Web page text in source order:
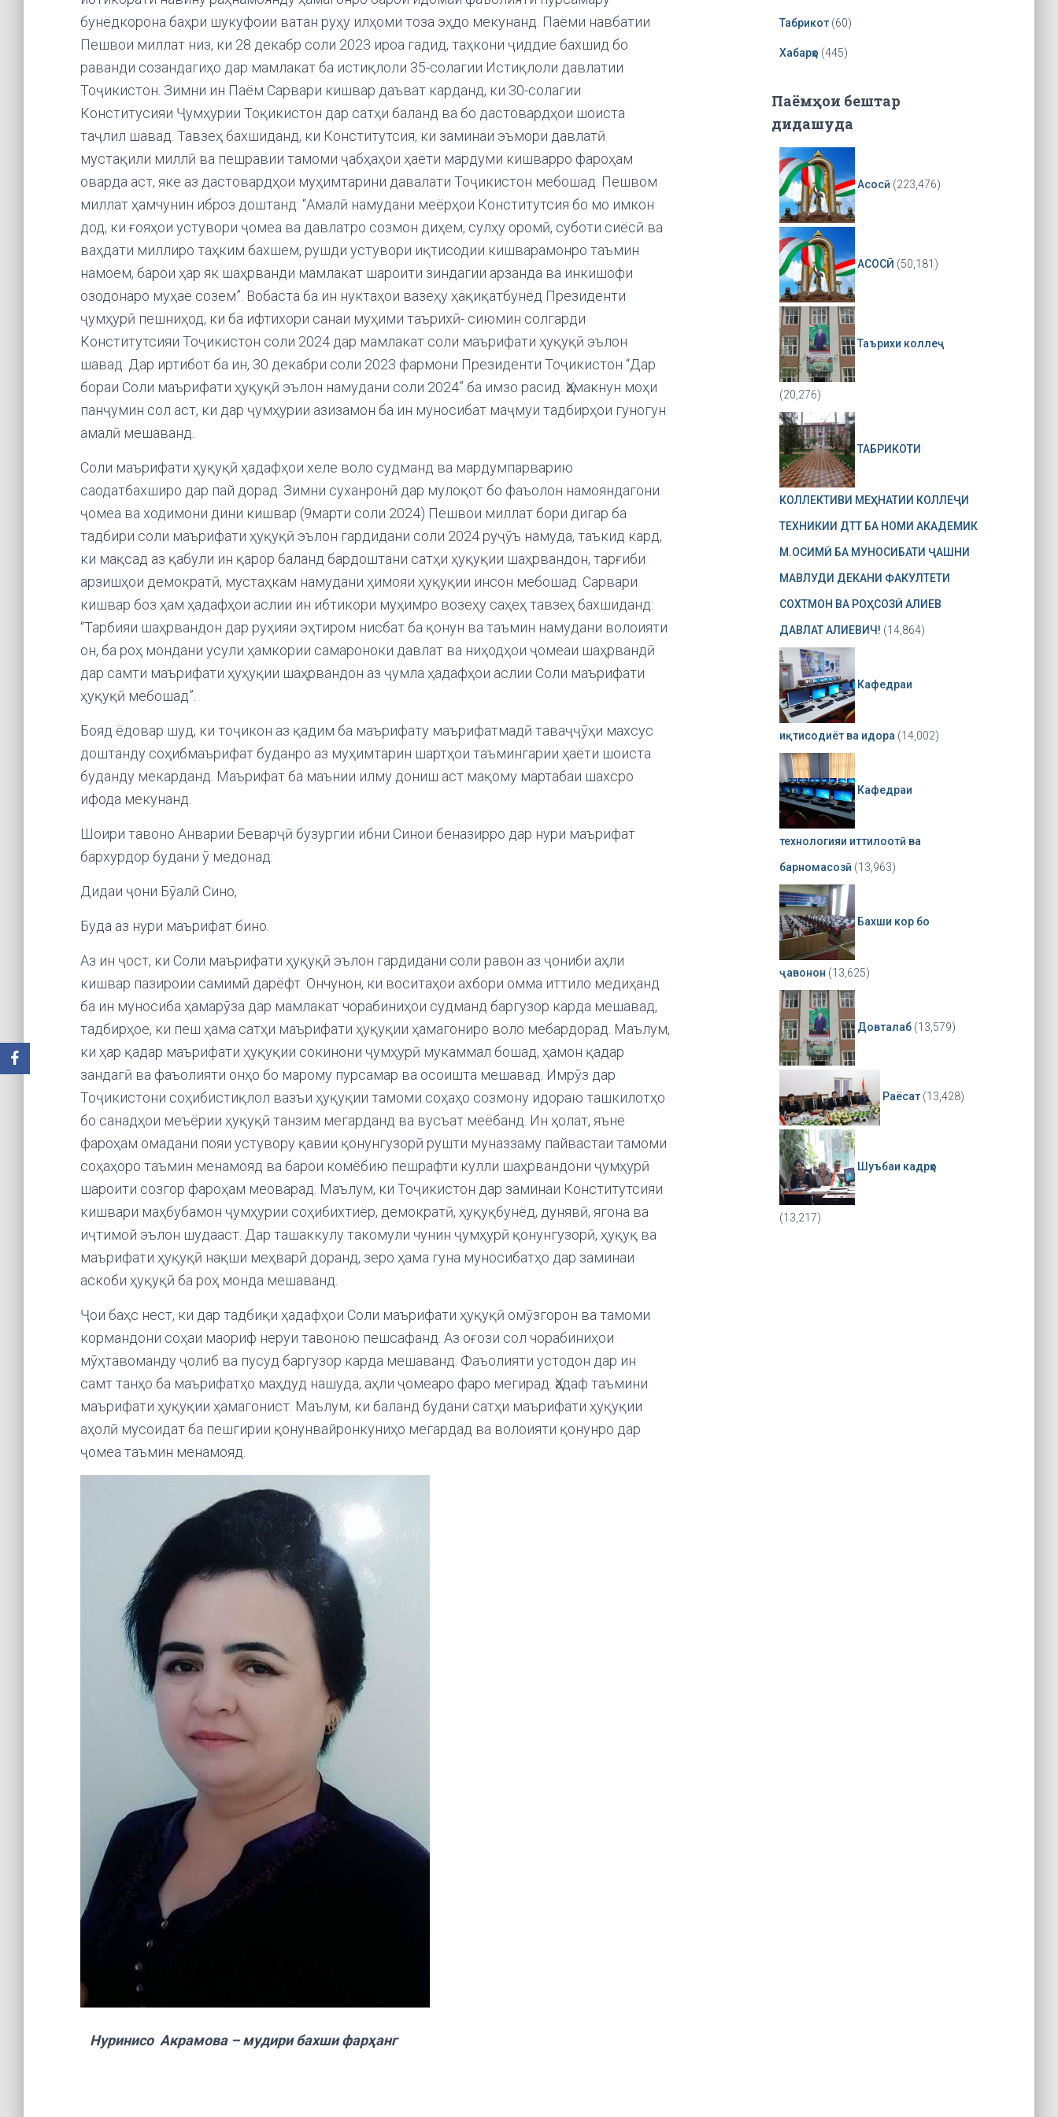
бунёдкорона баҳри шукуфоии ватан руҳу илҳоми тоза эҳдо мекунанд. Паёми навбатии
Пешвои миллат низ, ки 28 декабр соли 2023 ироа гадид, таҳкони ҷиддие бахшид бо
раванди созандагиҳо дар мамлакат ба истиқлоли 35-солагии Истиқлоли давлатии
Тоҷикистон. Зимни ин Паём Сарвари кишвар даъват карданд, ки 30-солагии
Конститусияи Ҷумҳурии Тоқикистон дар сатҳи баланд ва бо дастовардҳои шоиста
таҷлил шавад. Тавзеҳ бахшиданд, ки Конститутсия, ки заминаи эъмори давлатӣ
мустақили миллӣ ва пешравии тамоми ҷабҳаҳои ҳаёти мардуми кишварро фароҳам
оварда аст, яке аз дастовардҳои муҳимтарини давалати Тоҷикистон мебошад. Пешвом
миллат ҳамчунин иброз доштанд: “Амалӣ намудани меёрҳои Конститутсия бо мо имкон
дод, ки ғояҳои устувори ҷомеа ва давлатро созмон диҳем, сулҳу оромӣ, суботи сиёсӣ ва
ваҳдати миллиро таҳким бахшем, рушди устувори иқтисодии кишварамонро таъмин
намоем, барои ҳар як шаҳрванди мамлакат шароити зиндагии арзанда ва инкишофи
озодонаро муҳаё созем”. Вобаста ба ин нуктаҳои вазеҳу ҳақиқатбунёд Президенти
ҷумҳурӣ пешниҳод, ки ба ифтихори санаи муҳими таърихӣ- сиюмин солгарди
Конститутсияи Тоҷикистон соли 2024 дар мамлакат соли маърифати ҳуқуқӣ эълон
шавад. Дар иртибот ба ин, 30 декабри соли 2023 фармони Президенти Тоҷикистон “Дар
бораи Соли маърифати ҳуқуқӣ эълон намудани соли 2024” ба имзо расид. Ҳамакнун моҳи
панҷумин сол аст, ки дар ҷумҳурии азизамон ба ин муносибат маҷмуи тадбирҳои гуногун
амалӣ мешаванд.
Соли маърифати ҳуқуқӣ ҳадафҳои хеле воло судманд ва мардумпарварию
саодатбахширо дар пай дорад. Зимни суханронӣ дар мулоқот бо фаъолон намояндагони
ҷомеа ва ходимони дини кишвар (9марти соли 2024) Пешвои миллат бори дигар ба
тадбири соли маърифати ҳуқуқӣ эълон гардидани соли 2024 руҷӯъ намуда, таъкид кард,
ки мақсад аз қабули ин қарор баланд бардоштани сатҳи ҳуқуқии шаҳрвандон, тарғиби
арзишҳои демократӣ, мустаҳкам намудани ҳимояи ҳуқуқии инсон мебошад. Сарвари
кишвар боз ҳам ҳадафҳои аслии ин ибтикори муҳимро возеҳу саҳеҳ тавзеҳ бахшиданд:
“Тарбияи шаҳрвандон дар руҳияи эҳтиром нисбат ба қонун ва таъмин намудани волоияти
он, ба роҳ мондани усули ҳамкории самароноки давлат ва ниҳодҳои ҷомеаи шаҳрвандӣ
дар самти маърифати ҳуҳуқии шаҳрвандон аз ҷумла ҳадафҳои аслии Соли маърифати
ҳуқуқӣ мебошад”.
Бояд ёдовар шуд, ки тоҷикон аз қадим ба маърифату маърифатмадӣ таваҷҷӯҳи махсус
доштанду соҳибмаърифат буданро аз муҳимтарин шартҳои таъмингарии ҳаёти шоиста
буданду мекарданд. Маърифат ба маънии илму дониш аст мақому мартабаи шахсро
ифода мекунанд.
Шоири тавоно Анварии Беварҷӣ бузургии ибни Синои беназирро дар нури маърифат
бархурдор будани ӯ медонад:
Дидаи ҷони Бӯалӣ Сино,
Буда аз нури маърифат бино.
Аз ин ҷост, ки Соли маърифати ҳуқуқӣ эълон гардидани соли равон аз ҷониби аҳли
кишвар пазироии самимӣ дарёфт. Ончунон, ки воситаҳои ахбори омма иттило медиҳанд
ба ин муносиба ҳамарӯза дар мамлакат чорабиниҳои судманд баргузор карда мешавад,
тадбирҳое, ки пеш ҳама сатҳи маърифати ҳуқуқии ҳамагониро воло мебардорад. Маълум,
ки ҳар қадар маърифати ҳуқуқии сокинони ҷумҳурӣ мукаммал бошад, ҳамон қадар
зандагӣ ва фаъолияти онҳо бо марому пурсамар ва осоишта мешавад. Имрӯз дар
Тоҷикистони соҳибистиқлол вазъи ҳуқуқии тамоми соҳаҳо созмону идораю ташкилотҳо
бо санадҳои меъёрии ҳуқуқӣ танзим мегарданд ва вусъат меёбанд. Ин ҳолат, яъне
фароҳам омадани пояи устувору қавии қонунгузорӣ рушти муназзаму пайвастаи тамоми
соҳаҳоро таъмин менамояд ва барои комёбию пешрафти кулли шаҳрвандони ҷумҳурӣ
шароити созгор фароҳам меоварад. Маълум, ки Тоҷикистон дар заминаи Конститутсияи
кишвари маҳбубамон ҷумҳурии соҳибихтиёр, демократӣ, ҳуқуқбунёд, дунявӣ, ягона ва
иҷтимой эълон шудааст. Дар ташаккулу такомули чунин ҷумҳурӣ қонунгузорӣ, ҳуқуқ ва
маърифати ҳуқуқӣ нақши меҳварӣ доранд, зеро ҳама гуна муносибатҳо дар заминаи
аскоби ҳуқуқӣ ба роҳ монда мешаванд.
Ҷои баҳс нест, ки дар тадбиқи ҳадафҳои Соли маърифати ҳуқуқӣ омӯзгорон ва тамоми
кормандони соҳаи маориф неруи тавоною пешсафанд. Аз оғози сол чорабиниҳои
мӯҳтавоманду ҷолиб ва пусуд баргузор карда мешаванд. Фаъолияти устодон дар ин
самт танҳо ба маърифатҳо маҳдуд нашуда, аҳли ҷомеаро фаро мегирад. Ҳадаф таъмини
маърифати ҳуқуқии ҳамагонист. Маълум, ки баланд будани сатҳи маърифати ҳуқуқии
аҳолӣ мусоидат ба пешгирии қонунвайронкуниҳо мегардад ва волоияти қонунро дар
ҷомеа таъмин менамояд.
Нуринисо Акрамова – мудири бахши фарҳанг
Табрикот(60)
Хабарҳо (445)
Паёмҳои бештар
дидашуда
Асосӣ (223,476)
АСОСӢ (50,181)
Таърихи коллеҷ
(20,276)
ТАБРИКОТИ
КОЛЛЕКТИВИ МЕҲНАТИИ КОЛЛЕҶИ
ТЕХНИКИИ ДТТ БА НОМИ АКАДЕМИК
М.ОСИМӢ БА МУНОСИБАТИ ҶАШНИ
МАВЛУДИ ДЕКАНИ ФАКУЛТЕТИ
СОХТМОН ВА РОҲСОЗӢ АЛИЕВ
ДАВЛАТ АЛИЕВИЧ! (14,864)
Кафедраи
иқтисодиёт ва идора (14,002)
Кафедраи
технологияи иттилоотӣ ва
барномасозӣ (13,963)
Бахши кор бо
ҷавонон (13,625)
Довталаб (13,579)
Раёсат (13,428)
Шуъбаи кадрҳо
(13,217)